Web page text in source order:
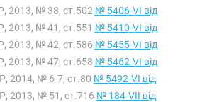
2013, № 38, ст.502 № 5406-VI від
2013, № 41, ст.551 № 5410-VI від
2013, № 42, ст.586 № 5455-VI від
2013, № 47, ст.658 № 5462-VI від
2014, № 6-7, ст.80 № 5492-VI від
2013, № 51, ст.716 № 184-VII від